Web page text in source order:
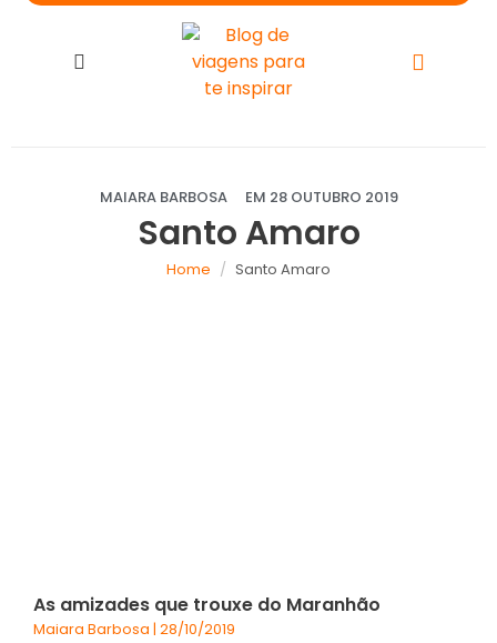
MAIARA BARBOSA EM 28 OUTUBRO 2019
Santo Amaro
Home Santo Amaro
As amizades que trouxe do Maranhão
Maiara Barbosa 28/10/2019